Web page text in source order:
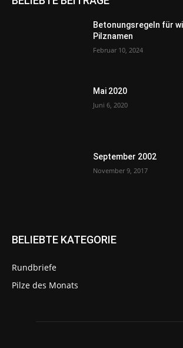
Betonungsregeln für
Pilznamen
Februar 10, 2024
Mai 2020
Juni 6, 2020
September 2002
November 9, 2017
BELIEBTE KATEGORIE
Rundbriefe
Pilze des Monats